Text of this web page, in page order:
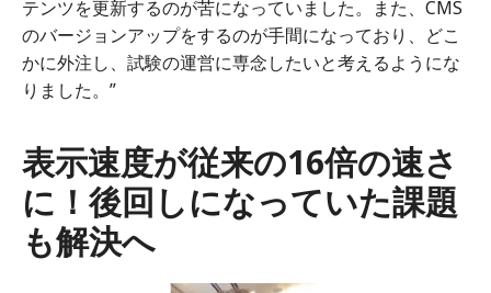
テンツを更新するのが苦になっていました。また、CMS
のバージョンアップをするのが手間になっており、どこ
かに外注し、試験の運営に専念したいと考えるようにな
りました。”
表示速度が従来の16倍の速さ
に！後回しになっていた課題
も解決へ